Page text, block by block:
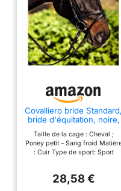
Covalliero bride Standard,
bride d'équitation, noire,
cheval, réglable, avec
rênes en sangle
Taille de la cage : Cheval ;
Poney petit – Sang froid
: Cuir Type de sport: Sport
28,58 €